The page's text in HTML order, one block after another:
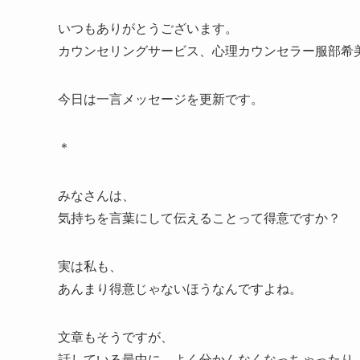
いつもありがとうございます。
カウンセリングサービス、心理カウンセラー服部希
今日は一言メッセージを更新です。
＊
みなさんは、
気持ちを言葉にして伝えることって得意ですか？
実は私も、
あんまり得意じゃないほうなんですよね。
文章もそうですが、